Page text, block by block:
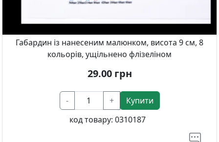
Габардин із нанесеним малюнком, висота 9 см, 8
кольорів, ущільнено флізеліном
29.00грн
- +
Купити
код товару: 0310187